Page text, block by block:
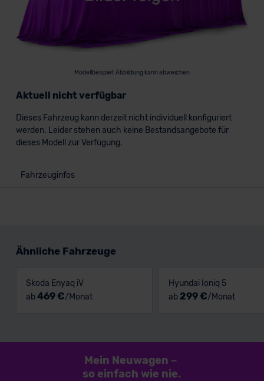
Modellbeispiel: Abbildung kann abweichen
Aktuell nicht verfügbar
Dieses Fahrzeug kann derzeit nicht individuell konfiguriert
werden. Leider stehen auch keine Bestandsangebote für
dieses Modell zur Verfügung.
Fahrzeuginfos
Ähnliche Fahrzeuge
Skoda Enyaq iV
ab469 €/Monat
Hyundai Ioniq 5
ab 299 €/Monat
Mein Neuwagen –
so einfach wie nie.